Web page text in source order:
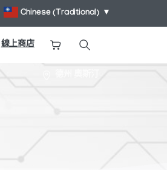
Chinese (Traditional) ▼
線上商店
搜尋